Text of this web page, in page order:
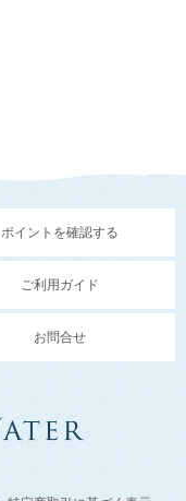
ポイントを確認する
ご利用ガイド
お問合せ